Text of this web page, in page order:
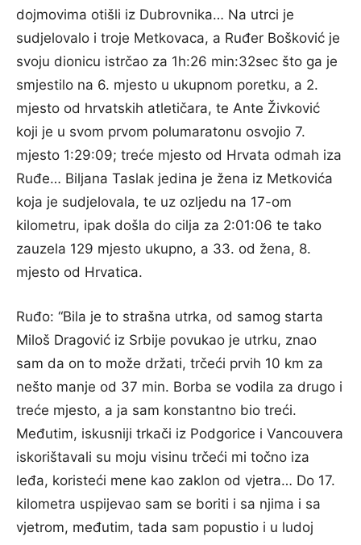
dojmovima otišli iz Dubrovnika… Na utrci je
sudjelovalo i troje Metkovaca, a Ruđer Bošković je
svoju dionicu istrčao za 1h:26 min:32sec što ga je
smjestilo na 6. mjesto u ukupnom poretku, a 2.
mjesto od hrvatskih atletičara, te Ante Živković
koji je u svom prvom polumaratonu osvojio 7.
mjesto 1:29:09; treće mjesto od Hrvata odmah iza
Ruđe… Biljana Taslak jedina je žena iz Metkovića
koja je sudjelovala, te uz ozljedu na 17-om
kilometru, ipak došla do cilja za 2:01:06 te tako
zauzela 129 mjesto ukupno, a 33. od žena, 8.
mjesto od Hrvatica.
Ruđo: “Bila je to strašna utrka, od samog starta
Miloš Dragović iz Srbije povukao je utrku, znao
sam da on to može držati, trčeći prvih 10 km za
nešto manje od 37 min. Borba se vodila za drugo i
treće mjesto, a ja sam konstantno bio treći.
Međutim, iskusniji trkači iz Podgorice i Vancouvera
iskorištavali su moju visinu trčeći mi točno iza
leđa, koristeći mene kao zaklon od vjetra… Do 17.
kilometra uspijevao sam se boriti i sa njima i sa
vjetrom, međutim, tada sam popustio i u ludoj